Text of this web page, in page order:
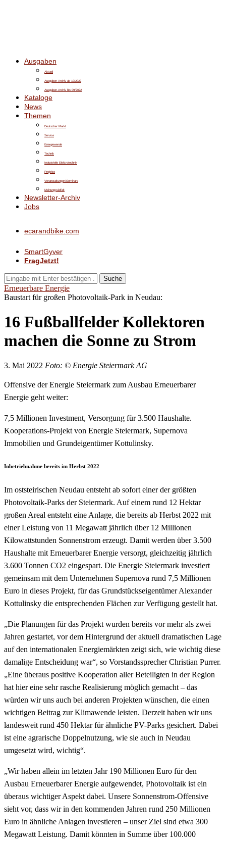
Ausgaben
Aktuell
Ausgaben-Archiv ab 10/2022
Ausgaben-Archiv bis 09/2022
Kataloge
News
Themen
Deutscher Markt
Service
Energiewende
Technik
Industrielle Elektrotechnik
Projekte
Veranstaltungen/Seminare
Meinungsvielfalt
Newsletter-Archiv
Jobs
ecarandbike.com
SmartGyver
FragJetzt!
Suche
Erneuerbare Energie
Baustart für großen Photovoltaik-Park in Neudau:
16 Fußballfelder Kollektoren
machen die Sonne zu Strom
3. Mai 2022 Foto: © Energie Steiermark AG
Offensive der Energie Steiermark zum Ausbau Erneuerbarer
Energie geht weiter:
7,5 Millionen Investment, Versorgung für 3.500 Haushalte.
Kooperations-Projekt von Energie Steiermark, Supernova
Immobilien und Grundeigentümer Kottulinsky.
Inbetriebnahme bereits im Herbst 2022
Im oststeirischen Neudau entsteht ab sofort einer der größten
Photovoltaik-Parks der Steiermark. Auf einem rund 12 Hektar
großen Areal entsteht eine Anlage, die bereits ab Herbst 2022 mit
einer Leistung von 11 Megawatt jährlich über 12 Millionen
Kilowattstunden Sonnenstrom erzeugt. Damit werden über 3.500
Haushalte mit Erneuerbarer Energie versorgt, gleichzeitig jährlich
3.600 Tonnen CO2 eingespart. Die Energie Steiermark investiert
gemeinsam mit dem Unternehmen Supernova rund 7,5 Millionen
Euro in dieses Projekt, für das Grundstückseigentümer Alexander
Kottulinsky die entsprechenden Flächen zur Verfügung gestellt hat.
„Die Planungen für das Projekt wurden bereits vor mehr als zwei
Jahren gestartet, vor dem Hintergrund der aktuell dramatischen Lage
auf den internationalen Energiemärkten zeigt sich, wie wichtig diese
damalige Entscheidung war“, so Vorstandssprecher Christian Purrer.
„Eine überaus positive Kooperation aller Beteiligten in der Region
hat hier eine sehr rasche Realisierung möglich gemacht – das
würden wir uns auch bei anderen Projekten wünschen, die einen
wichtigen Beitrag zur Klimawende leisten. Derzeit haben wir uns
landesweit rund 450 Hektar für ähnliche PV-Parks gesichert. Dabei
ist eine agrarische Doppelnutzung, wie sie auch in Neudau
umgesetzt wird, wichtig“.
„Wir haben allein im letzten Jahr 190 Millionen Euro für den
Ausbau Erneuerbarer Energie aufgewendet, Photovoltaik ist ein
überaus wichtiger Aspekt dabei. Unsere Sonnenstrom-Offensive
sieht vor, dass wir in den kommenden Jahren rund 250 Millionen
Euro in ähnliche Anlagen investieren – unser Ziel sind etwa 300
Megawatt Leistung. Damit könnten in Summe über 100.000